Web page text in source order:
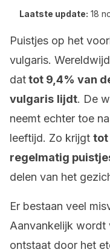
Laatste update: 18
Puistjes op het
vulgaris.
dattot 9,4% van
vulgaris lijdt. De
neemt echter toe
leeftijd. Zo krijgt tot
regelmatig
delen van het
Er bestaan veel
Aanvankelijk wordt
ontstaat door het